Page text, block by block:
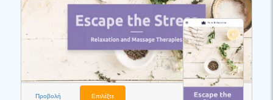
Προβολή Επιλέξτε